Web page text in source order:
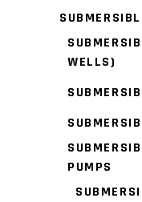
WELLS)
PUMPS